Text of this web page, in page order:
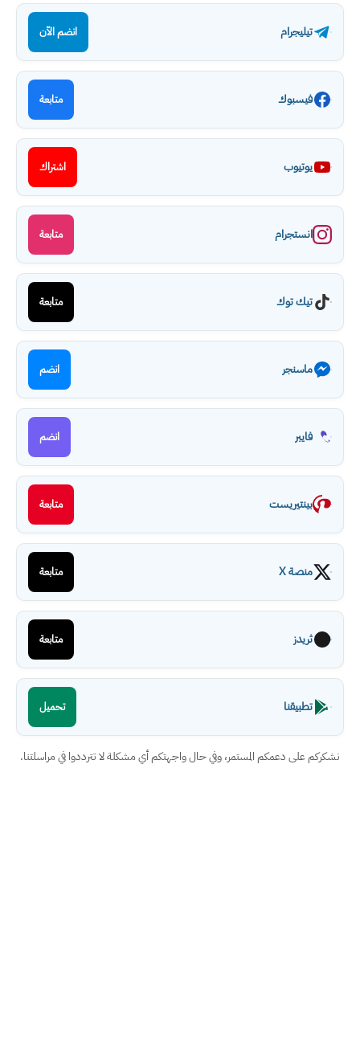
تيليجرام انضم الآن
فيسبوك متابعة
يوتيوب اشتراك
انستجرام متابعة
تيك توك متابعة
ماسنجر انضم
فايبر انضم
بينتيريست متابعة
منصة X متابعة
ثريدز متابعة
تطبيقنا تحميل
نشكركم على دعمكم المستمر، وفي حال واجهتكم أي مشكلة لا تترددوا في مراسلتنا.